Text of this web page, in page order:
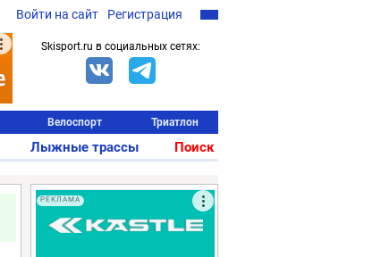
Войти на сайт Регистрация
Skisport.ru в социальных сетях:
Велоспорт Триатлон
Лыжные трассы Поиск
РЕКЛАМА